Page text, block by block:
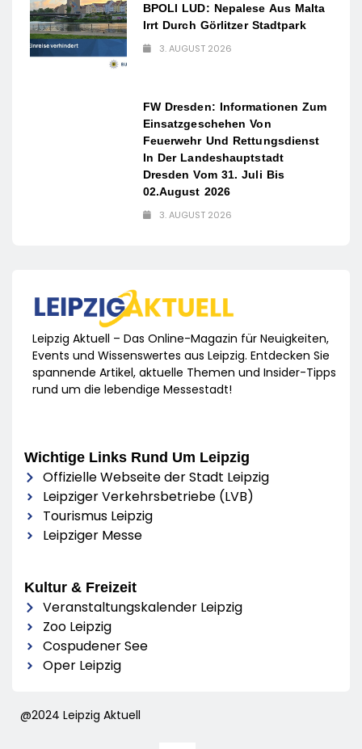
BPOLI LUD: Nepalese Aus Malta
Irrt Durch Görlitzer Stadtpark
3. AUGUST 2026
FW Dresden: Informationen Zum
Einsatzgeschehen Von
Feuerwehr Und Rettungsdienst
In Der Landeshauptstadt
Dresden Vom 31. Juli Bis
02.August 2026
3. AUGUST 2026
Leipzig Aktuell – Das Online-Magazin für Neuigkeiten,
Events und Wissenswertes aus Leipzig. Entdecken Sie
spannende Artikel, aktuelle Themen und Insider-Tipps
rund um die lebendige Messestadt!
Wichtige Links Rund Um Leipzig
Offizielle Webseite der Stadt Leipzig
Leipziger Verkehrsbetriebe (LVB)
Tourismus Leipzig
Leipziger Messe
Kultur & Freizeit
Veranstaltungskalender Leipzig
Zoo Leipzig
Cospudener See
Oper Leipzig
@2024 Leipzig Aktuell